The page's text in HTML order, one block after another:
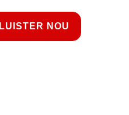
LUISTER NOU